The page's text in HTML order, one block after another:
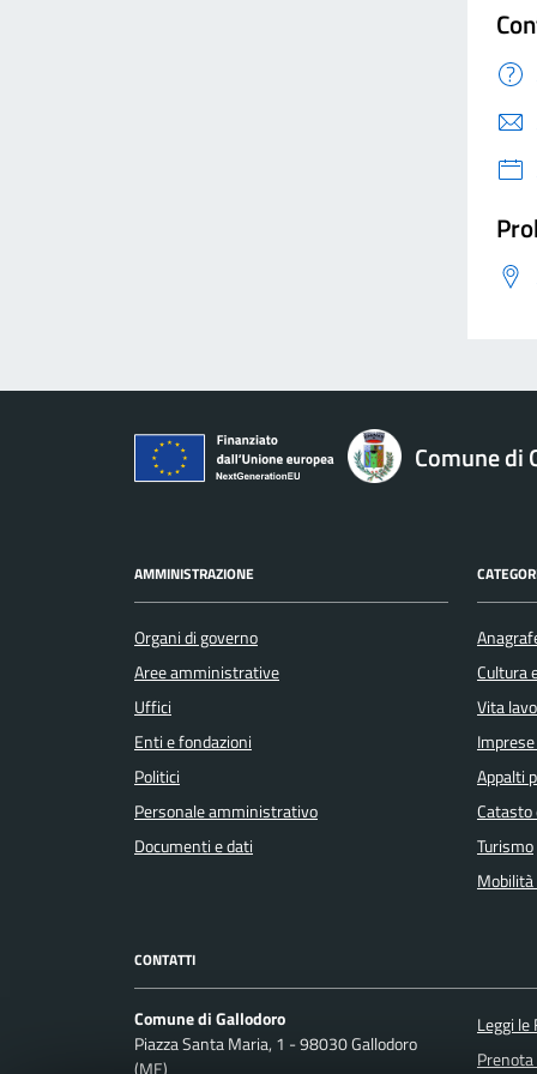
Comune di
AMMINISTRAZIONE
Organi di governo
Aree amministrative
Uffici
Enti e fondazioni
Politici
Personale amministrativo
Documenti e dati
Cultura
Vita
Appalti
Turismo
CONTATTI
Comune di Gallodoro
Piazza Santa Maria, 1 - 98030 Gallodoro
Leggi le